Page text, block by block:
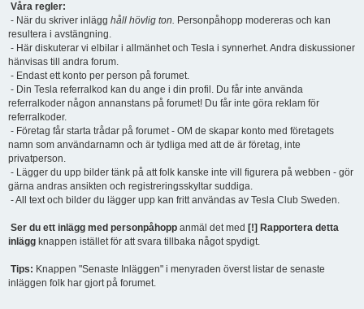
Våra regler:
- När du skriver inlägg håll hövlig ton. Personpåhopp modereras och kan
resultera i avstängning.
- Här diskuterar vi elbilar i allmänhet och Tesla i synnerhet. Andra diskussioner
hänvisas till andra forum.
- Endast ett konto per person på forumet.
- Din Tesla referralkod kan du ange i din profil. Du får inte använda
referralkoder någon annanstans på forumet! Du får inte göra reklam för
referralkoder.
- Företag får starta trådar på forumet - OM de skapar konto med företagets
namn som användarnamn och är tydliga med att de är företag, inte
privatperson.
- Lägger du upp bilder tänk på att folk kanske inte vill figurera på webben - gör
gärna andras ansikten och registreringsskyltar suddiga.
- All text och bilder du lägger upp kan fritt användas av Tesla Club Sweden.
Ser du ett inlägg med personpåhopp anmäl det med [!] Rapportera detta
inlägg knappen istället för att svara tillbaka något spydigt.
Tips: Knappen "Senaste Inläggen" i menyraden överst listar de senaste
inläggen folk har gjort på forumet.